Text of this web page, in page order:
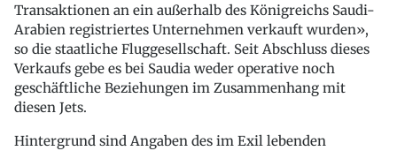
Transaktionen an ein außerhalb des Königreichs Saudi-
Arabien registriertes Unternehmen verkauft wurden»,
so die staatliche Fluggesellschaft. Seit Abschluss dieses
Verkaufs gebe es bei Saudia weder operative noch
geschäftliche Beziehungen im Zusammenhang mit
diesen Jets.
Hintergrund sind Angaben des im Exil lebenden